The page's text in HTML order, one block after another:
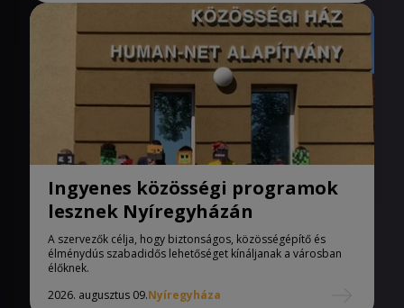
Ingyenes közösségi programok
lesznek Nyíregyházán
A szervezők célja, hogy biztonságos, közösségépítő és
élménydús szabadidős lehetőséget kínáljanak a városban
élőknek.
2026. augusztus 09.Nyíregyháza